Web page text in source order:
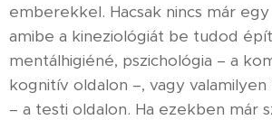
emberekkel. Hacsak nincs már egy
amibe a kineziológiát be tudod
mentálhigiéné, pszichológia – a
kognitív oldalon –, vagy valamilyen
– a testi oldalon. Ha ezekben már